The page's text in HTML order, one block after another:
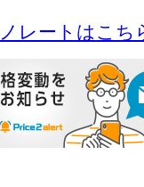
レートはこち